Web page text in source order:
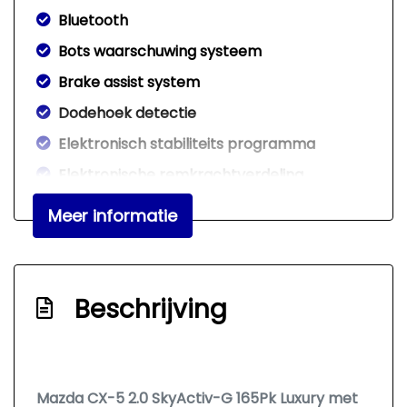
Bluetooth
Bots waarschuwing systeem
Brake assist system
Dodehoek detectie
Elektronisch stabiliteits programma
Elektronische remkrachtverdeling
Hoofd airbag(s) achter
Hoofd airbag(s) voor
Keyless start
Led mistlampen
Passagiersairbag
Rondomzicht camera
Meer informatie
Beschrijving
Mazda CX-5 2.0 SkyActiv-G 165Pk Luxury met